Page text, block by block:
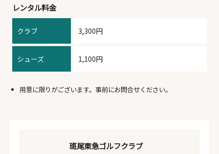
レンタル料金
クラブ 3,300円
シューズ 1,100円
用意に限りがございます。事前にお問合せください。
斑尾東急ゴルフクラブ